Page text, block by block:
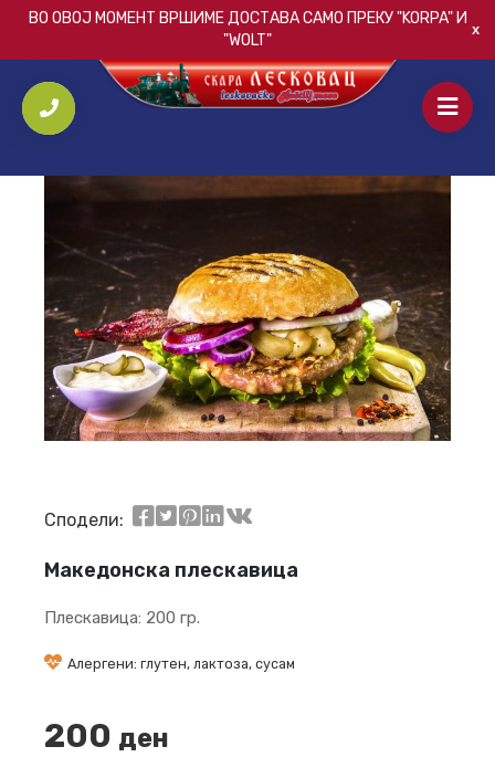
ВО ОВОЈ МОМЕНТ ВРШИМЕ ДОСТАВА САМО ПРЕКУ"KORPA"И
"WOLT"
ПОЧЕТНА
Сподели:
Македонска плескавица
Плескавица: 200 гр.
Алергени: глутен, лактоза, сусам
200 ден